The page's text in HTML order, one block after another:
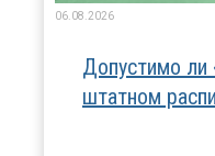
06.08.2026
Допустимо ли
штатном